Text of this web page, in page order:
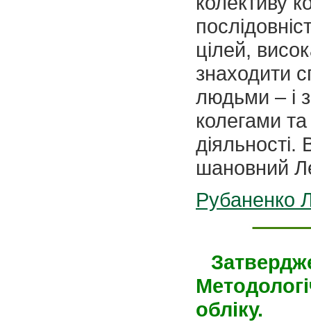
цілей,
знаходити
людьми – і з
колегами
шановний
Рубаненко
обліку.